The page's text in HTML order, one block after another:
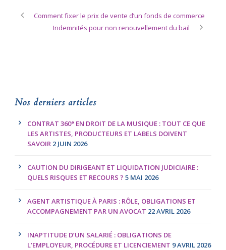
Comment fixer le prix de vente d’un fonds de commerce
Indemnités pour non renouvellement du bail
Nos derniers articles
CONTRAT 360° EN DROIT DE LA MUSIQUE : TOUT CE QUE
LES ARTISTES, PRODUCTEURS ET LABELS DOIVENT
SAVOIR 2 JUIN 2026
CAUTION DU DIRIGEANT ET LIQUIDATION JUDICIAIRE :
QUELS RISQUES ET RECOURS ? 5 MAI 2026
AGENT ARTISTIQUE À PARIS : RÔLE, OBLIGATIONS ET
ACCOMPAGNEMENT PAR UN AVOCAT 22 AVRIL 2026
INAPTITUDE D’UN SALARIÉ : OBLIGATIONS DE
L’EMPLOYEUR, PROCÉDURE ET LICENCIEMENT 9 AVRIL 2026